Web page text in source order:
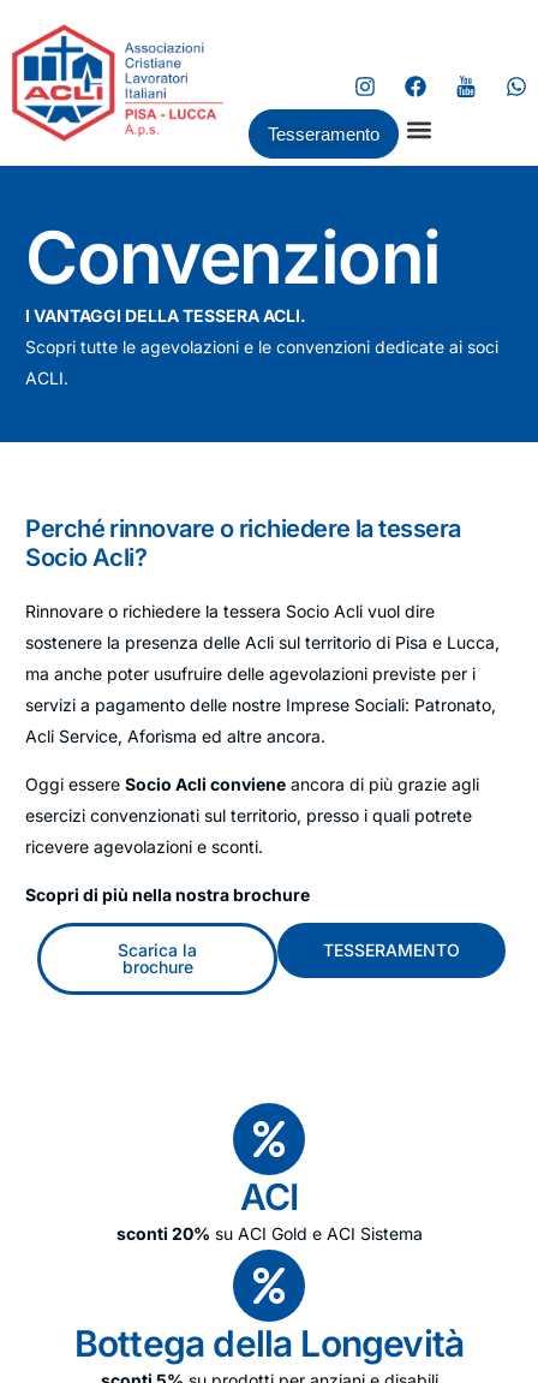
Tesseramento
Convenzioni
I VANTAGGI DELLA TESSERA ACLI.
Scopri tutte le agevolazioni e le convenzioni dedicate ai soci
ACLI.
Perché rinnovare o richiedere la tessera
Socio Acli?
Rinnovare o richiedere la tessera Socio Acli vuol dire
sostenere la presenza delle Acli sul territorio di Pisa e Lucca,
ma anche poter usufruire delle agevolazioni previste per i
servizi a pagamento delle nostre Imprese Sociali: Patronato,
Acli Service, Aforisma ed altre ancora.
Oggi essereSocio Acli conviene ancora di più grazie agli
esercizi convenzionati sul territorio, presso i quali potrete
ricevere agevolazioni e sconti.
Scopri di più nella nostra brochure
Scarica la
brochure
TESSERAMENTO
ACI
sconti 20% su ACI Gold e ACI Sistema
Bottega della Longevità